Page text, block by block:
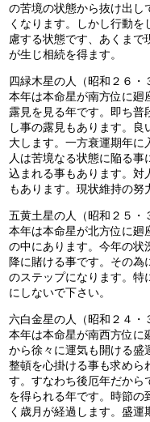
の苦境の状態から抜け出し
くなります。しかし行動
慮する状態です、あくまで
が生じ相続を得ます。
四緑木星の人（昭和２６・
本年は本命星が南方位に廻
露見を見る年です。即ち普
し事の露見もあります。
大します。一方衰運期年に
人は苦境なる状態に陥る
込まれる事もあります。対
もあります。現状維持の努
五黄土星の人（昭和２５・
本年は本命星が北方位に廻
の中にあります。今年の状
降に賭ける事です。その
のステップになります。特
にしないで下さい。
六白金星の人（昭和２４・
本年は本命星が南西方位に
から徐々に運気も開ける盛
整頓を心掛ける事も求めら
す。すなわち後厄年だから
を得られる年です。時節
く歳月が経過します。盛運